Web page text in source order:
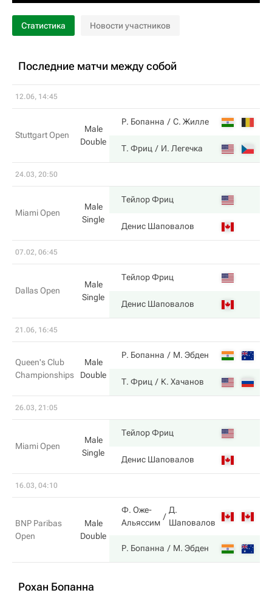
Статистика Новости участников
Последние матчи между собой
12.06, 14:45
Stuttgart Open
Male
Double
Р. Бопанна С. Жилле
Т. Фриц И. Легечка
24.03, 20:50
Miami Open
Male
Single
Тейлор Фриц
Денис Шаповалов
07.02, 06:45
Dallas Open
Male
Single
Тейлор Фриц
Денис Шаповалов
21.06, 16:45
Queen's Club
Championships
Male
Double
Р. Бопанна М. Эбден
Т. Фриц К. Хачанов
26.03, 21:05
Miami Open
Male
Single
Тейлор Фриц
Денис Шаповалов
16.03, 04:10
BNP Paribas
Open
Male
Double
Ф. Оже-
Альяссим
Д.
Шаповалов
Р. Бопанна М. Эбден
Рохан Бопанна